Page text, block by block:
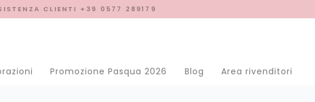
CLIENTI +39 0577 289179
Promozione Pasqua 2026 Blog Area rivenditori